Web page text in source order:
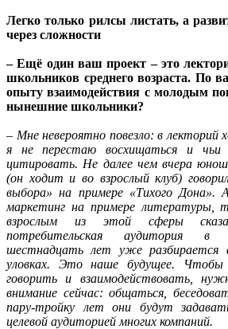
Легко только рилсы листать, а
через сложности
– Ещё один ваш проект – это
школьников среднего возраста. По
опыту взаимодействия с молодым
нынешние школьники?
– Мне невероятно повезло: в
я не перестаю восхищаться и чьи
цитировать. Не далее чем вчера
(он ходит и во взрослый клуб)
выбора» на примере «Тихого Дона».
маркетинг на примере литературы,
взрослым из этой сферы
потребительская аудитория в
шестнадцать лет уже разбирается
уловках. Это наше будущее.
говорить и взаимодействовать,
внимание сейчас: общаться,
пару-тройку лет они будут
целевой аудиторией многих компаний.